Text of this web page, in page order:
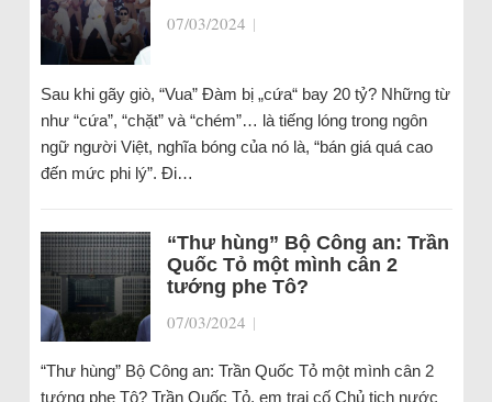
07/03/2024 |
Sau khi gãy giò, “Vua” Đàm bị „cứa“ bay 20 tỷ? Những từ
như “cứa”, “chặt” và “chém”… là tiếng lóng trong ngôn
ngữ người Việt, nghĩa bóng của nó là, “bán giá quá cao
đến mức phi lý”. Đi…
“Thư hùng” Bộ Công an: Trần
Quốc Tỏ một mình cân 2
tướng phe Tô?
07/03/2024 |
“Thư hùng” Bộ Công an: Trần Quốc Tỏ một mình cân 2
tướng phe Tô? Trần Quốc Tỏ, em trai cố Chủ tịch nước